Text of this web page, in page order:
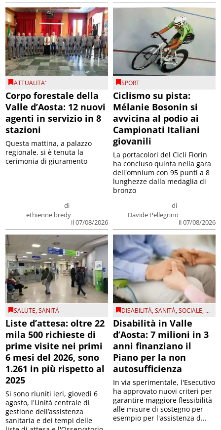
ATTUALITA'
Corpo forestale della
Valle d’Aosta: 12 nuovi
agenti in servizio in 8
stazioni
di
ethienne bredy
il 07/08/2026
Questa mattina, a palazzo
regionale, si è tenuta la
cerimonia di giuramento
SPORT
Ciclismo su pista:
Mélanie Bosonin si
avvicina al podio ai
Campionati Italiani
giovanili
di
Davide Pellegrino
il 07/08/2026
La portacolori del Cicli Fiorin
ha concluso quinta nella gara
dell'omnium con 95 punti a 8
lunghezze dalla medaglia di
bronzo
SALUTE,SANITÀ
Liste d’attesa: oltre 22
mila 500 richieste di
prime visite nei primi
6 mesi del 2026, sono
1.261 in più rispetto al
2025
Si sono riuniti ieri, giovedì 6
agosto, l'Unità centrale di
gestione dell’assistenza
sanitaria e dei tempi delle
DISABILITÀ,SANITÀ,SOCIALE, ...
Disabilità in Valle
d’Aosta: 7 milioni in 3
anni finanziano il
Piano per la non
autosufficienza
In via sperimentale, l'Esecutivo
ha approvato nuovi criteri per
garantire maggiore flessibilità
alle misure di sostegno per
esempio per l'assistenza d...